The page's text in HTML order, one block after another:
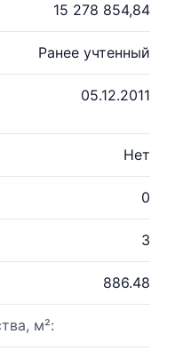
15 278 854,84
Ранее учтенный
05.12.2011
Нет
0
3
886.48
м²: